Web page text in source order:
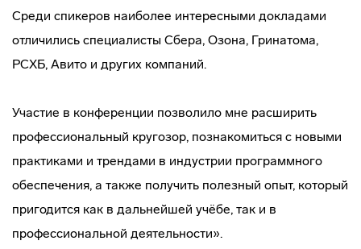
Среди спикеров наиболее интересными докладами
отличились специалисты Сбера, Озона, Гринатома,
РСХБ, Авито и других компаний.
Участие в конференции позволило мне расширить
профессиональный кругозор, познакомиться с новыми
практиками и трендами в индустрии программного
обеспечения, а также получить полезный опыт, который
пригодится как в дальнейшей учёбе, так и в
профессиональной деятельности».